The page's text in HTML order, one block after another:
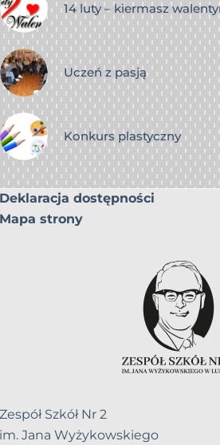
14 luty – kiermasz
Uczeń z pasją
Konkurs plastyczny
Deklaracja dostępności
Mapa strony
Zespół Szkół Nr 2
im. Jana Wyżykowskiego